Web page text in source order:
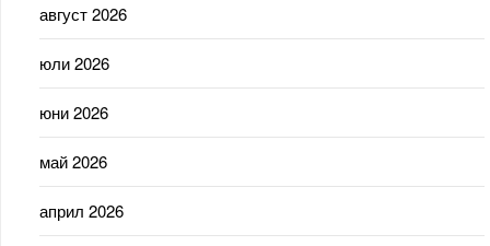
август 2026
юли 2026
юни 2026
май 2026
април 2026